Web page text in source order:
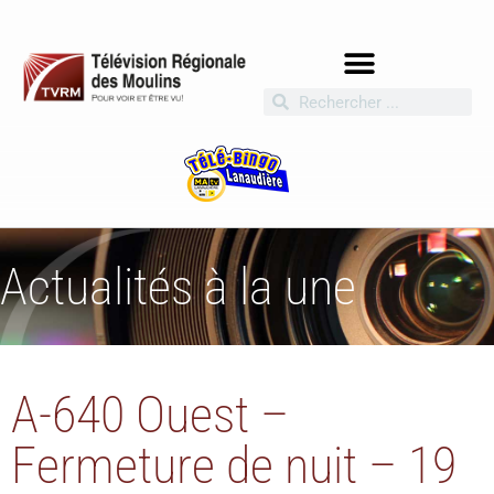
Actualités à la une
A-640 Ouest –
Fermeture de nuit – 19